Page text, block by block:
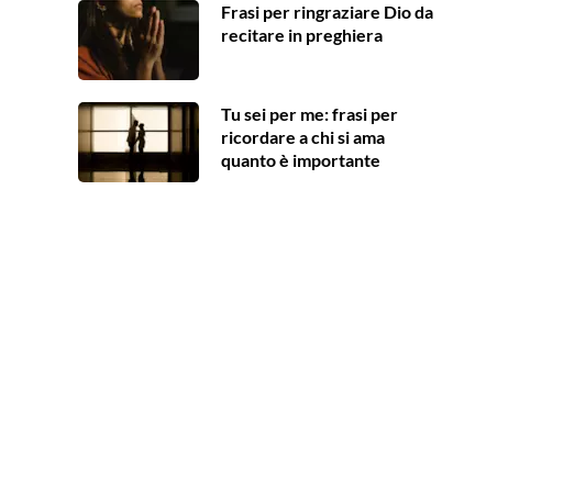
Frasi per ringraziare Dio da
recitare in preghiera
Tu sei per me: frasi per
ricordare a chi si ama
quanto è importante